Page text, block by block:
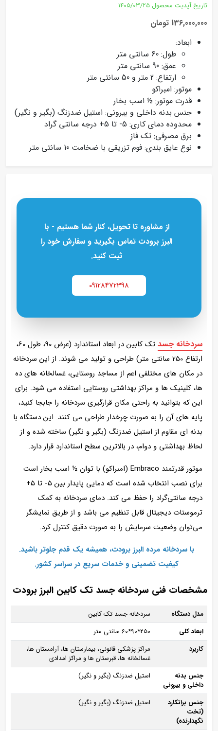
تاریخ آپدیت محصول 1405/03/25
136,000,000 تومان
ابعاد:
طول: 60 سانتی متر
عمق: 90 سانتی متر
ارتفاع: 2 متر و 50 سانتی متر
موتور: امبراکو
قدرت موتور: ½ اسب بخار
جنس بدنه داخلی و بیرونی: استیل ضدزنگ (بگیر و نگیر)
محدوده دمای کاری: 5- تا 5+ درجه سانتی‌ گراد
برق مصرفی: تک‌ فاز
نوع عایق‌ بندی: فوم تزریقی با ضخامت 10 سانتی‌ متر
از مشاوره تا تحویل، کنار شما هستیم - با
البرز برودت تماس بگیرید و سفارش خود را
ثبت کنید.
09128472398
سردخانه جسد
تک کابین در ابعاد استاندارد (عرض 90، طول 60،
ارتفاع 250 سانتی متر) طراحی و تولید می شوند. از این سردخانه
در مکان های مختلفی اعم از مساجد روستایی، غسالخانه های ده
ها، کلینیک ها و مراکز بهداشتی روستایی استفاده می شود. برای
این که بتوانید به راحتی مکان قرارگیری سردخانه را جابجا کنید،
پایه های آن را به صورت چرخدار طراحی می کنند. این دستگاه با
بدنه‌ ای مقاوم از استیل ضدزنگ (بگیر و نگیر) ساخته شده و از
لحاظ بهداشتی و دوام، در بالاترین سطح استاندارد قرار دارد.
موتور قدرتمند Embraco (امبراکو) با توان ½ اسب بخار است
برای نصب انتخاب شده است که دمایی پایدار بین ۵- تا ۵+
درجه سانتی‌گراد را حفظ می‌ کند. دمای سردخانه به کمک
ترموستات دیجیتال قابل تنظیم می باشد و از طریق نمایشگر
می‌توان وضعیت سرمایش را به‌ صورت دقیق کنترل کرد.
با سردخانه مرده البرز برودت، همیشه یک قدم جلوتر باشید.
کیفیت تضمینی و خدمات سریع در سراسر کشور.
مشخصات فنی سردخانه جسد تک کابین البرز برودت
مدل دستگاه
سردخانه جسد تک‌ کابین
ابعاد کلی
250*90*60 سانتی‌ متر
کاربرد
مراکز پزشکی قانونی، بیمارستان‌ ها، آرامستان‌ ها،
غسالخانه‌ ها، قبرستان‌ ها و مراکز امدادی
جنس بدنه
داخلی و بیرونی
استیل ضدزنگ (بگیر و نگیر)
جنس برانکارد
(تخت
نگهدارنده)
استیل ضدزنگ (بگیر و نگیر)